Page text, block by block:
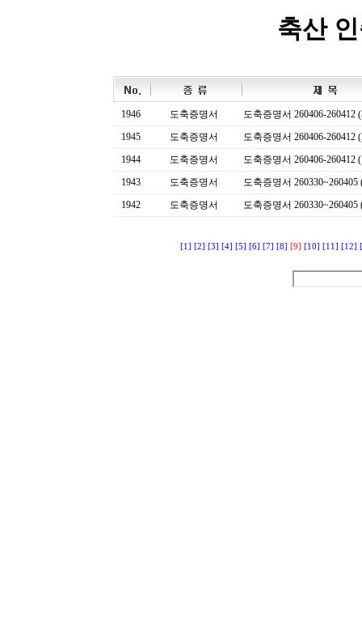
축산
1946 도축증명서
도축증명서 260406-260412
1945
도축증명서
도축증명서 260406-260412
1944
도축증명서
도축증명서 260406-260412
1943
도축증명서
도축증명서 260330~260405
1942
도축증명서 도축증명서 260330~260405
[1] [2] [3] [4] [5] [6] [7] [8] [9] [10] [11] [12]